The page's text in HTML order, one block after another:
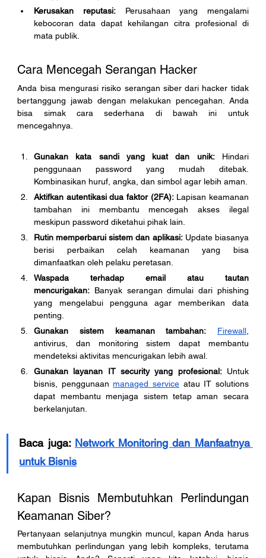
Kerusakan reputasi: Perusahaan yang mengalami
kebocoran data dapat kehilangan citra profesional di
mata publik.
Cara Mencegah Serangan Hacker
Anda bisa mengurasi risiko serangan siber dari hacker tidak
bertanggung jawab dengan melakukan pencegahan. Anda
bisa simak cara sederhana di bawah ini untuk
mencegahnya.
Gunakan kata sandi yang kuat dan unik: Hindari
penggunaan password yang mudah ditebak.
Kombinasikan huruf, angka, dan simbol agar lebih aman.
Aktifkan autentikasi dua faktor (2FA): Lapisan keamanan
tambahan ini membantu mencegah akses ilegal
meskipun password diketahui pihak lain.
Rutin memperbarui sistem dan aplikasi: Update biasanya
berisi perbaikan celah keamanan yang bisa
dimanfaatkan oleh pelaku peretasan.
Waspada terhadap email atau tautan
mencurigakan: Banyak serangan dimulai dari phishing
yang mengelabui pengguna agar memberikan data
penting.
Gunakan sistem keamanan tambahan:
Firewall,
antivirus, dan monitoring sistem dapat membantu
mendeteksi aktivitas mencurigakan lebih awal.
Gunakan layanan IT security yang profesional: Untuk
bisnis, penggunaan managed service atau IT solutions
dapat membantu menjaga sistem tetap aman secara
berkelanjutan.
Baca juga: Network Monitoring dan Manfaatnya
untuk Bisnis
Kapan Bisnis Membutuhkan Perlindungan
Keamanan Siber?
Pertanyaan selanjutnya mungkin muncul, kapan Anda harus
membutuhkan perlindungan yang lebih kompleks, terutama